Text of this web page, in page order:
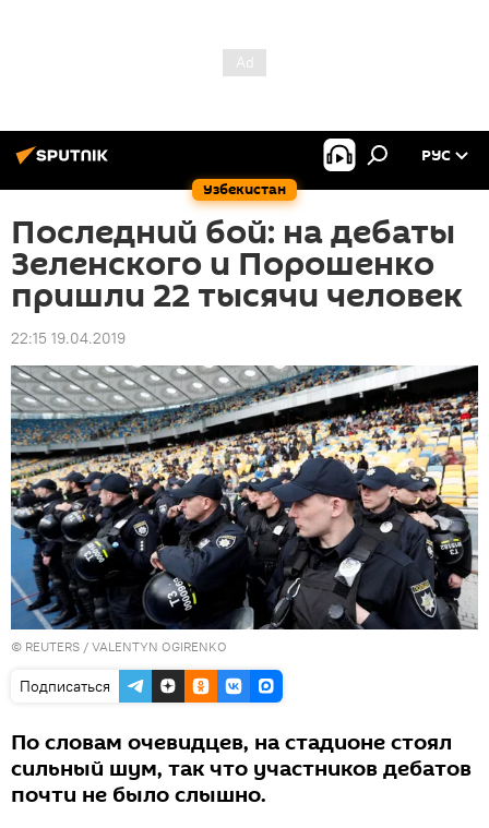
Узбекистан
РУС
Последний бой: на дебаты
Зеленского и Порошенко
пришли 22 тысячи человек
22:15 19.04.2019
© REUTERS / VALENTYN OGIRENKO
Подписаться
По словам очевидцев, на стадионе стоял
сильный шум, так что участников дебатов
почти не было слышно.